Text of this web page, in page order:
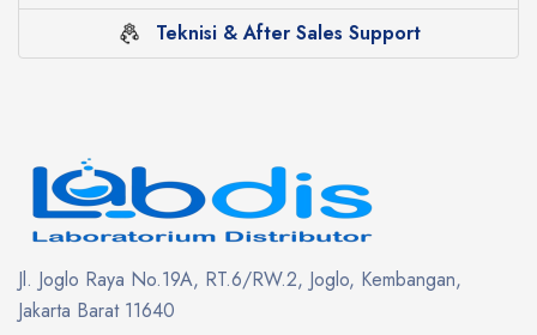
Teknisi & After Sales Support
Jl. Joglo Raya No.19A, RT.6/RW.2, Joglo, Kembangan,
Jakarta Barat 11640